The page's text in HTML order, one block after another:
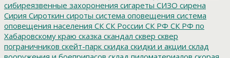
сибиреязвенные захоронения сигареты СИЗО сирена
Сирия Сироткин сироты система оповещения система
оповещения населения СК СК России СК РФ СК РФ по
Хабаровскому краю сказка скандал сквер сквер
пограничников скейт-парк скидка скидки и акции склад